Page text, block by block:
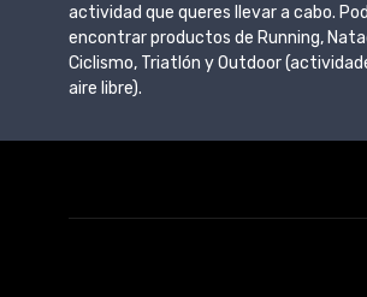
actividad que queres llevar a cabo.
encontrar productos de Running,
Ciclismo, Triatlón y Outdoor
aire libre).